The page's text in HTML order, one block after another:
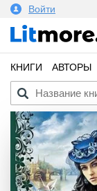
Войти
КНИГИ АВТОРЫ